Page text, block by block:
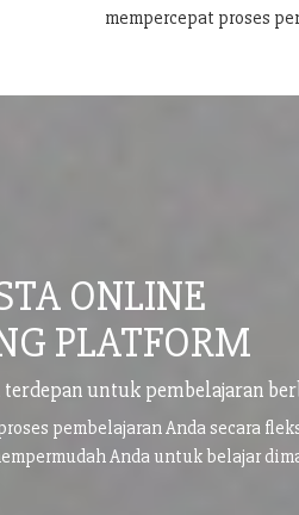
mempercepat proses
ONLINE
PLATFORM
untuk pembelajaran
pembelajaran Anda secara
Anda untuk belajar